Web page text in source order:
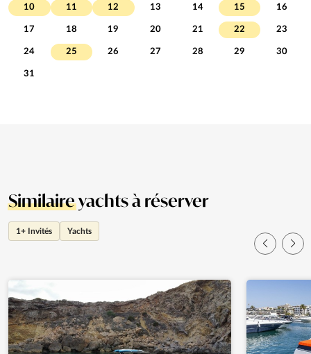
10 11 12 13 14 15 16
17 18 19 20 21 22 23
24 25 26 27 28 29 30
31
Similaireyachts à réserver
1+ Invités Yachts